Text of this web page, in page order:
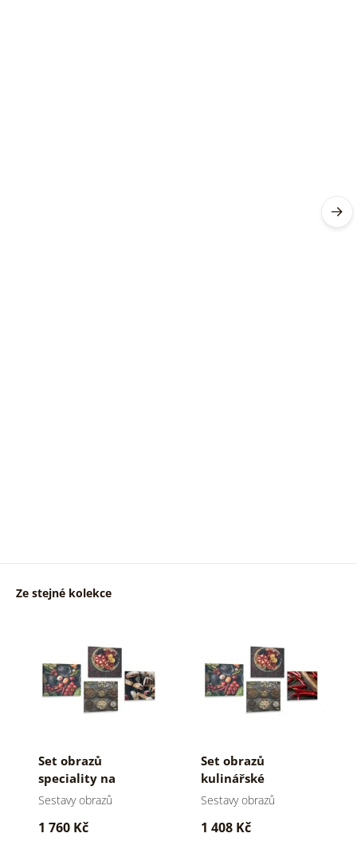
Ze stejné kolekce
Set obrazů
speciality na
tmavém pozadí
Sestavy obrazů
1 760 Kč
Set obrazů
kulinářské
speciality
Sestavy obrazů
1 408 Kč